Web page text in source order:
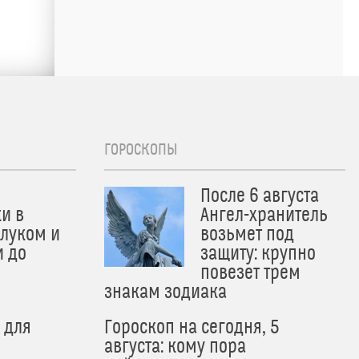
в
и
до
ГОРОСКОПЫ
После 6 августа
Ангел-хранитель
возьмет под
защиту: крупно
повезет трем
знакам зодиака
Гороскоп на сегодня, 5
августа: кому пора